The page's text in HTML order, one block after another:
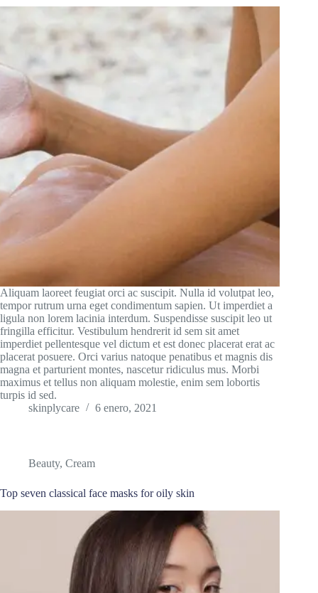
Aliquam laoreet feugiat orci ac suscipit. Nulla id volutpat leo,
tempor rutrum urna eget condimentum sapien. Ut imperdiet a
ligula non lorem lacinia interdum. Suspendisse suscipit leo ut
fringilla efficitur. Vestibulum hendrerit id sem sit amet
imperdiet pellentesque vel dictum et est donec placerat erat ac
placerat posuere. Orci varius natoque penatibus et magnis dis
magna et parturient montes, nascetur ridiculus mus. Morbi
maximus et tellus non aliquam molestie, enim sem lobortis
turpis id sed.
skinplycare
6 enero, 2021
Beauty, Cream
Top seven classical face masks for oily skin